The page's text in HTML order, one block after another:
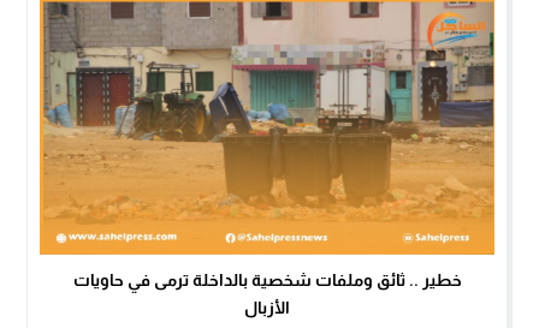
خطير .. ثائق وملفات شخصية بالداخلة ترمى في حاويات
الأزبال